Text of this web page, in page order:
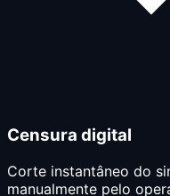
Censura digital
Corte instantâneo do
manualmente pelo